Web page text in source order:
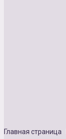
Главная страница